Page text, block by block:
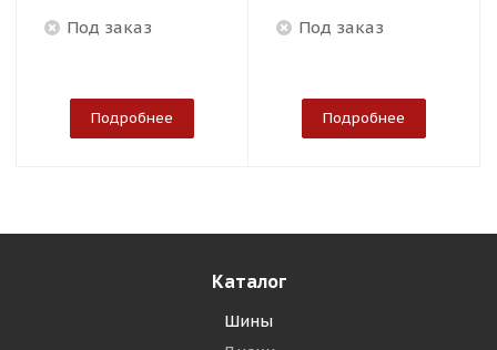
Под заказ
Подробнее
Под заказ
Подробнее
Каталог
Шины